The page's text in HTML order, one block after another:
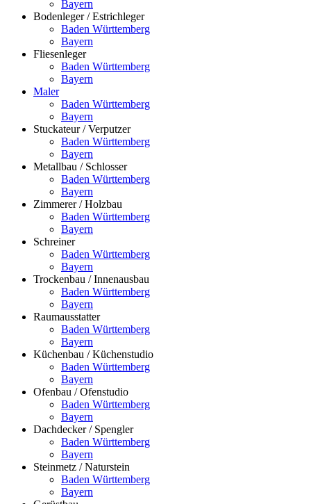
Bayern
Bodenleger / Estrichleger
Baden Württemberg
Bayern
Fliesenleger
Baden Württemberg
Bayern
Maler
Baden Württemberg
Bayern
Stuckateur / Verputzer
Baden Württemberg
Bayern
Metallbau / Schlosser
Baden Württemberg
Bayern
Zimmerer / Holzbau
Baden Württemberg
Bayern
Schreiner
Baden Württemberg
Bayern
Trockenbau / Innenausbau
Baden Württemberg
Bayern
Raumausstatter
Baden Württemberg
Bayern
Küchenbau / Küchenstudio
Baden Württemberg
Bayern
Ofenbau / Ofenstudio
Baden Württemberg
Bayern
Dachdecker / Spengler
Baden Württemberg
Bayern
Steinmetz / Naturstein
Baden Württemberg
Bayern